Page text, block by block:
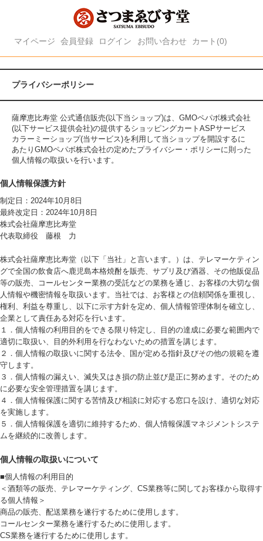
マイページ 会員登録 ログイン お問い合わせ カート(0)
プライバシーポリシー
薩摩恵比寿堂 公式通信販売(以下当ショップ)は、 GMOペパボ株式会社
(以下サービス提供会社)の提供するショッピングカートASPサービス
カラーミーショップ(当サービス)を利用して当ショップを開設するに
あたりGMOペパボ株式会社の定めたプライバシー・ポリシーに則った
個人情報の取扱いを行います。
個人情報保護方針
制定日：2024年10月8日
最終改定日：2024年10月8日
株式会社薩摩恵比寿堂
代表取締役 藤根 力
株式会社薩摩恵比寿堂（以下「当社」と言います。）は、テレマーケティン
グで全国の飲食店へ鹿児島本格焼酎を販売、サプリ及び酒器、その他販促品
等の販売、コールセンター業務の受託などの業務を通じ、お客様の大切な個
人情報や機密情報を取扱います。当社では、お客様との信頼関係を重視し、
権利、利益を尊重し、以下に示す方針を定め、個人情報管理体制を確立し、
企業として責任ある対応を行います。
１．個人情報の利用目的をできる限り特定し、目的の達成に必要な範囲内で
適切に取扱い、目的外利用を行なわないための措置を講じます。
２．個人情報の取扱いに関する法令、国が定める指針及びその他の規範を遵
守します。
３．個人情報の漏えい、滅失又はき損の防止並び是正に努めます。そのため
に必要な安全管理措置を講じます。
４．個人情報保護に関する苦情及び相談に対応する窓口を設け、適切な対応
を実施します。
５．個人情報保護を適切に維持するため、個人情報保護マネジメントシステ
ムを継続的に改善します。
個人情報の取扱いについて
■個人情報の利用目的
＜酒類等の販売、テレマーケティング、CS業務等に関してお客様から取得す
る個人情報＞
商品の販売、配送業務を遂行するために使用します。
コールセンター業務を遂行するために使用します。
CS業務を遂行するために使用します。